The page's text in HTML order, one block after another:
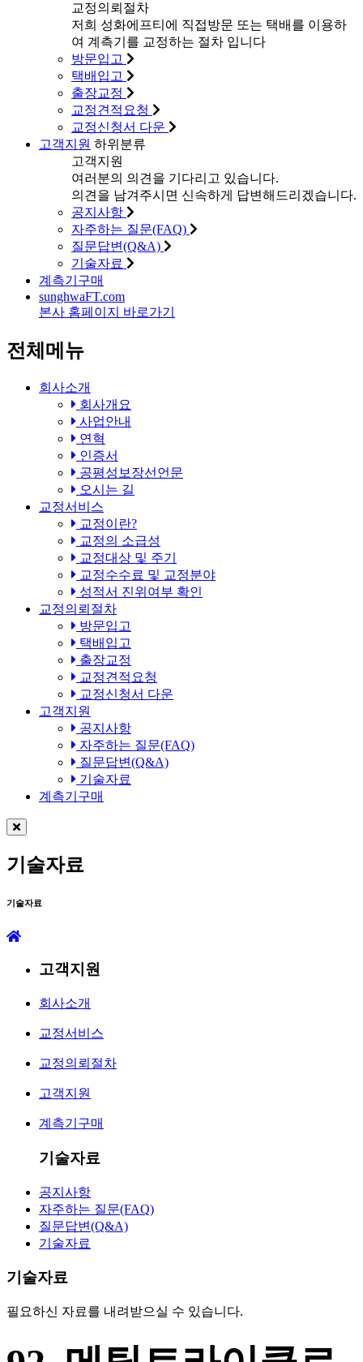
교정의뢰절차
저희 성화에프티에 직접방문 또는 택배를 이용하
여 계측기를 교정하는 절차 입니다
방문입고
택배입고
출장교정
교정견적요청
교정신청서 다운
고객지원 하위분류
고객지원
여러분의 의견을 기다리고 있습니다.
의견을 남겨주시면 신속하게 답변해드리겠습니다.
공지사항
자주하는 질문(FAQ)
질문답변(Q&A)
기술자료
계측기구매
sunghwaFT.com
본사 홈페이지 바로가기
전체메뉴
회사소개
회사개요
사업안내
연혁
인증서
공평성보장선언문
오시는 길
교정서비스
교정이란?
교정의 소급성
교정대상 및 주기
교정수수료 및 교정분야
성적서 진위여부 확인
교정의뢰절차
방문입고
택배입고
출장교정
교정견적요청
교정신청서 다운
고객지원
공지사항
자주하는 질문(FAQ)
질문답변(Q&A)
기술자료
계측기구매
기술자료
기술자료
고객지원
회사소개
교정서비스
교정의뢰절차
고객지원
계측기구매
기술자료
공지사항
자주하는 질문(FAQ)
질문답변(Q&A)
기술자료
기술자료
필요하신 자료를 내려받으실 수 있습니다.